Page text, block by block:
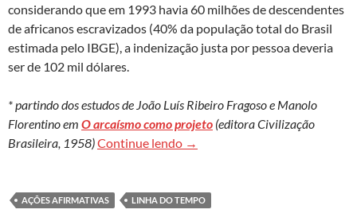
considerando que em 1993 havia 60 milhões de descendentes
de africanos escravizados (40% da população total do Brasil
estimada pelo IBGE), a indenização justa por pessoa deveria
ser de 102 mil dólares.
* partindo dos estudos de João Luís Ribeiro Fragoso e Manolo
Florentino em O arcaísmo como projeto (editora Civilização
Brasileira, 1958)Continue lendo Ações afirmativas: linha do
→
AÇÕES AFIRMATIVAS LINHA DO TEMPO